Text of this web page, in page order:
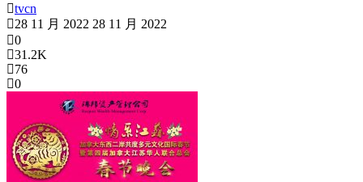
tvcn
28 11 月 2022 28 11 月 2022
0
31.2K
76
0